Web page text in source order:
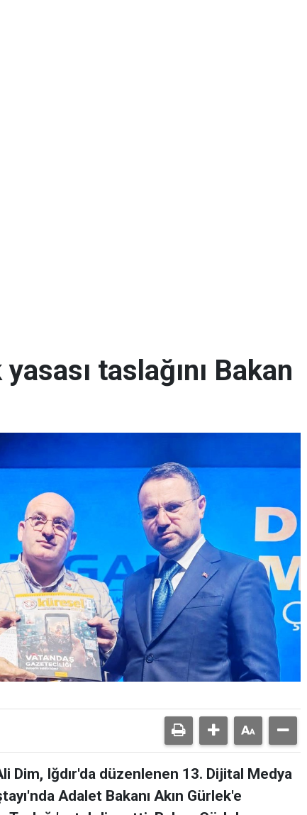
taslağını Bakan
Dim, Iğdır'da düzenlenen 13. Dijital Medya
Adalet Bakanı Akın Gürlek'e